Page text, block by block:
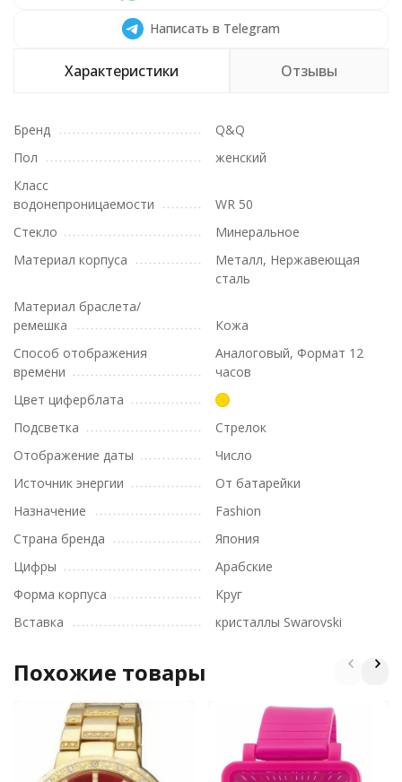
Написать в Telegram
Характеристики Отзывы
Бренд
Q&Q
Пол
женский
Класс
водонепроницаемости
WR 50
Стекло
Минеральное
Материал корпуса
Металл, Нержавеющая
сталь
Материал браслета/
ремешка
Кожа
Способ отображения
времени
Аналоговый, Формат 12
часов
Цвет циферблата
Подсветка
Стрелок
Отображение даты
Число
Источник энергии
От батарейки
Назначение
Fashion
Страна бренда
Япония
Цифры
Арабские
Форма корпуса
Круг
Вставка
кристаллы Swarovski
Похожие товары